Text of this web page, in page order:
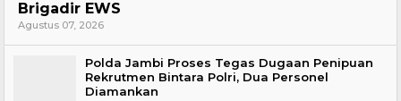
Brigadir EWS
Agustus 07, 2026
Polda Jambi Proses Tegas Dugaan Penipuan
Rekrutmen Bintara Polri, Dua Personel
Diamankan